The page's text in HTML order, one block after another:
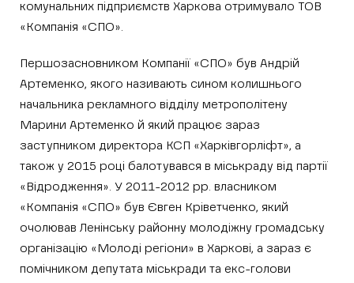
комунальних підприємств Харкова отримувало ТОВ
«Компанія «СПО».
Першозасновником Компанії «СПО» був Андрій
Артеменко, якого називають сином колишнього
начальника рекламного відділу метрополітену
Марини Артеменко й який працює зараз
заступником директора КСП «Харківгорліфт», а
також у 2015 році балотувався в міськраду від партії
«Відродження». У 2011-2012 рр. власником
«Компанія «СПО» був Євген Кріветченко, який
очолював Ленінську районну молодіжну громадську
організацію «Молоді регіони» в Харкові, а зараз є
помічником депутата міськради та екс-голови